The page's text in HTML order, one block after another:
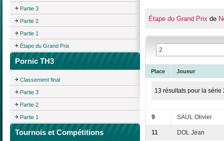
Partie 3
Partie 2
Partie 1
Étape du Grand Prix
Pornic TH3
Classement final
Partie 3
Partie 2
Partie 1
Tournois et Compétitions
Étape du Grand Prix de
Place Joueur
13 résultats pour la série
9 SAUL Olivier
11 DOL Jean